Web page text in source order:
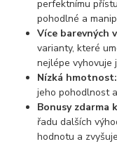
perfektnímu
pohodlné a
Více barevných
varianty, které
nejlépe vyhovuje
Nízká hmotnost:
jeho pohodlnost
Bonusy zdarma
řadu dalších
hodnotu a